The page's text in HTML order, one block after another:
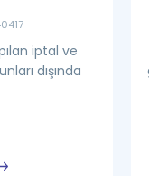
iptal ve
dışında